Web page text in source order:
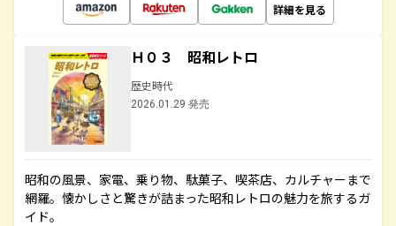
詳細を見る
Ｈ０３ 昭和レトロ
歴史時代
2026.01.29 発売
昭和の風景、家電、乗り物、駄菓子、喫茶店、カルチャーまで
網羅。懐かしさと驚きが詰まった昭和レトロの魅力を旅するガ
イド。